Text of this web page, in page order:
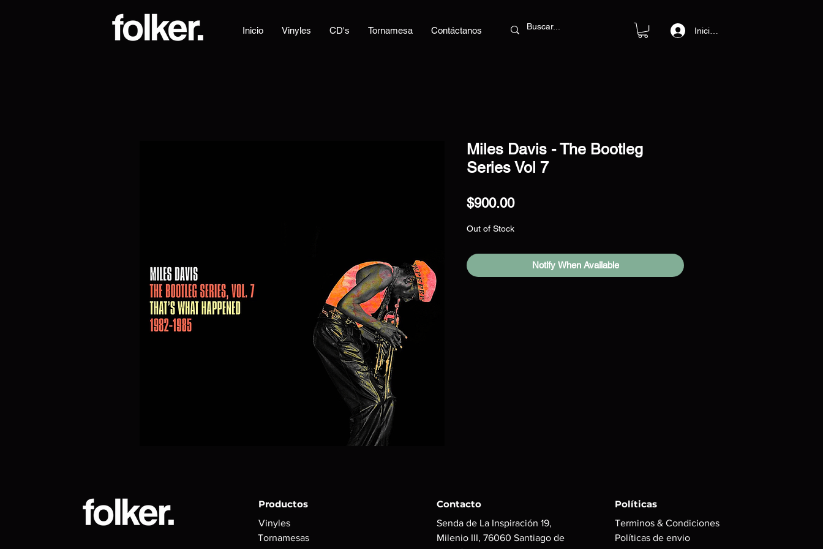
Inicio Vinyles CD's Tornamesa Contáctanos Iniciar sesión
Miles Davis - The Bootleg
Series Vol 7
$900.00Price
Out of Stock
Notify When Available
Productos
Vinyles
Tornamesas
Contacto
Senda de La Inspiración 19,
Milenio III, 76060 Santiago de
Políticas
Terminos & Condiciones
Políticas de envio